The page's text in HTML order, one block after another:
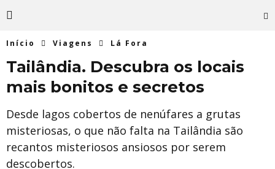
Início Viagens Lá Fora
Tailândia. Descubra os locais
mais bonitos e secretos
Desde lagos cobertos de nenúfares a grutas
misteriosas, o que não falta na Tailândia são
recantos misteriosos ansiosos por serem
descobertos.